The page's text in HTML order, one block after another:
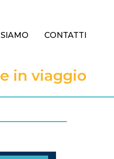
CONTATTI
in viaggio